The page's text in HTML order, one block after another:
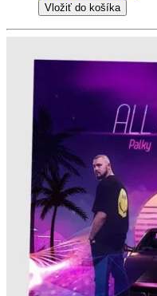
Vložiť do košíka